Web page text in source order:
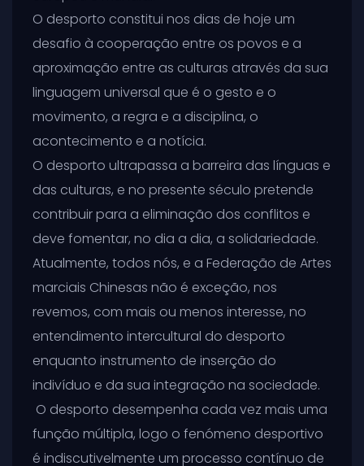
O desporto constitui nos dias de hoje um
desafio à cooperação entre os povos e a
aproximação entre as culturas através da sua
linguagem universal que é o gesto e o
movimento, a regra e a disciplina, o
acontecimento e a notícia.
O desporto ultrapassa a barreira das línguas e
das culturas, e no presente século pretende
contribuir para a eliminação dos conflitos e
deve fomentar, no dia a dia, a solidariedade.
Atualmente, todos nós, e a Federação de Artes
marciais Chinesas não é exceção, nos
revemos, com mais ou menos interesse, no
entendimento intercultural do desporto
enquanto instrumento de inserção do
indivíduo e da sua integração na sociedade.
O desporto desempenha cada vez mais uma
função múltipla, logo o fenómeno desportivo
é indiscutivelmente um processo contínuo de